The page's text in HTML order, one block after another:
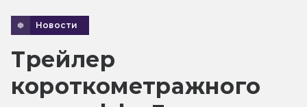
Новости
Трейлер
короткометражного